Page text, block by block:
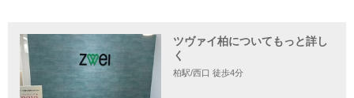
ツヴァイ柏についてもっと詳し
く
柏駅/西口 徒歩4分